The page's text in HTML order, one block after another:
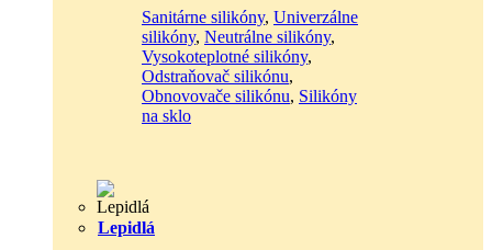
Sanitárne silikóny, Univerzálne
silikóny, Neutrálne silikóny,
Vysokoteplotné silikóny,
Odstraňovač silikónu,
Obnovovače silikónu, Silikóny
na sklo
Lepidlá